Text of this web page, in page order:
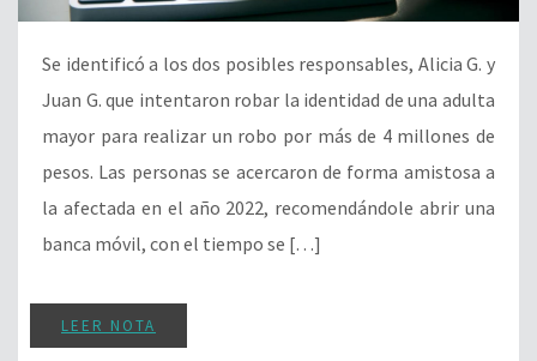
Se identificó a los dos posibles responsables, Alicia G. y
Juan G. que intentaron robar la identidad de una adulta
mayor para realizar un robo por más de 4 millones de
pesos. Las personas se acercaron de forma amistosa a
la afectada en el año 2022, recomendándole abrir una
banca móvil, con el tiempo se […]
LEER NOTA